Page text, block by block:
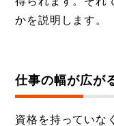
かを説明します。
仕事の幅が広が
資格を持っていな